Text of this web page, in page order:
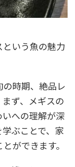
いう魚の魅力
時期、絶品レ
ず、メギスの
への理解が深
ぶことで、家
ができます。